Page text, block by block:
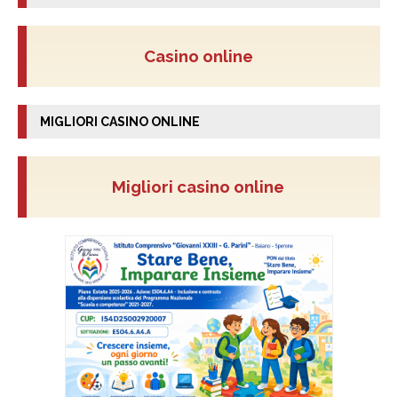
Casino online
MIGLIORI CASINO ONLINE
Migliori casino online